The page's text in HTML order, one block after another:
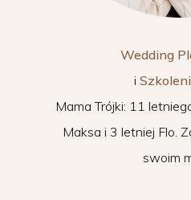
Wedding
i
Mama Trójki: 11
Maksa i 3 letniej Flo.
swoim